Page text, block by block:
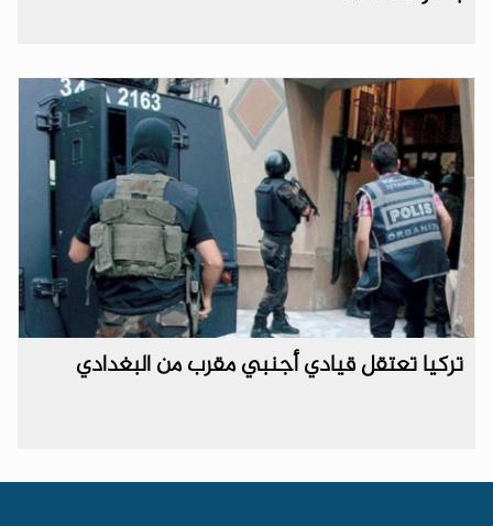
تركيا تعتقل قيادي أجنبي مقرب من البغدادي